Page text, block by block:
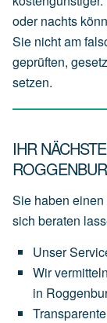
oder nachts
Sie nicht am
geprüften,
setzen.
IHR
Sie haben
sich beraten
Unser
Wirvermitteln
in
Transparente